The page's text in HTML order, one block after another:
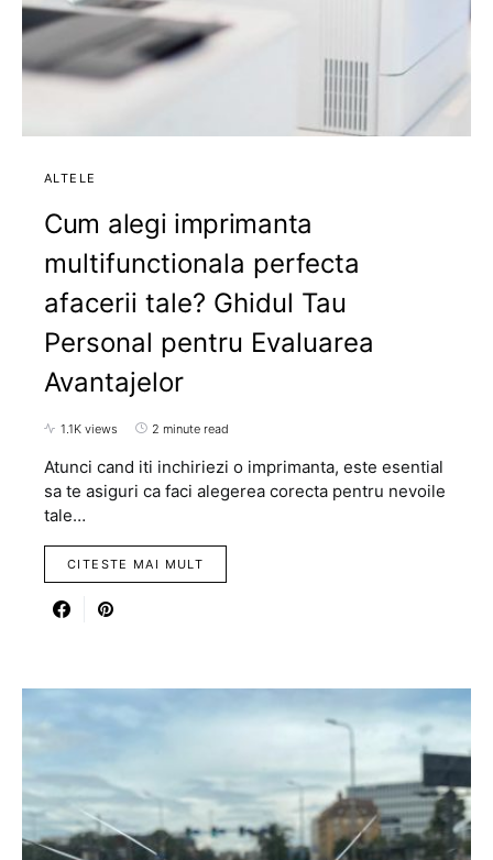
ALTELE
Cum alegi imprimanta
multifunctionala perfecta
afacerii tale? Ghidul Tau
Personal pentru Evaluarea
Avantajelor
1.1K views 2 minute read
Atunci cand iti inchiriezi o imprimanta, este esential
sa te asiguri ca faci alegerea corecta pentru nevoile
tale…
CITESTE MAI MULT